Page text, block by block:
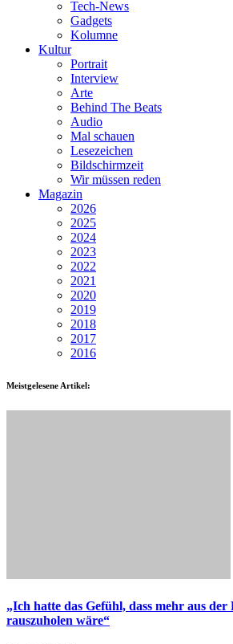
Tech-News
Gadgets
Kolumne
Kultur
Portrait
Interview
Arte
Behind The Beats
Audio
Mal schauen
Lesezeichen
Bildschirmzeit
Wir müssen reden
Magazin
2026
2025
2024
2023
2022
2021
2020
2019
2018
2017
2016
Meistgelesene Artikel:
„Ich hatte das Gefühl, dass mehr aus der
rauszuholen wäre“